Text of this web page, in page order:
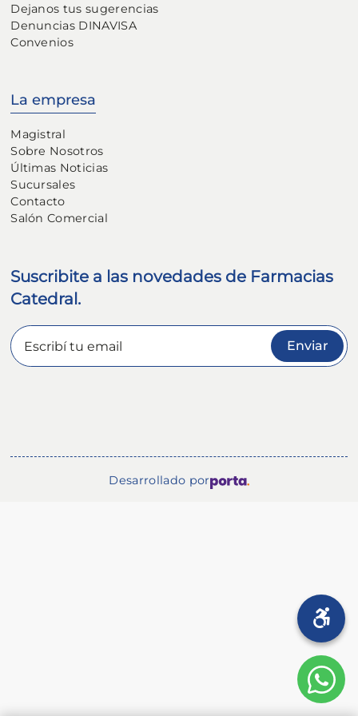
Dejanos tus sugerencias
Denuncias DINAVISA
Convenios
La empresa
Magistral
Sobre Nosotros
Últimas Noticias
Sucursales
Contacto
Salón Comercial
Suscribite a las novedades de Farmacias
Catedral.
Enviar
Desarrollado por